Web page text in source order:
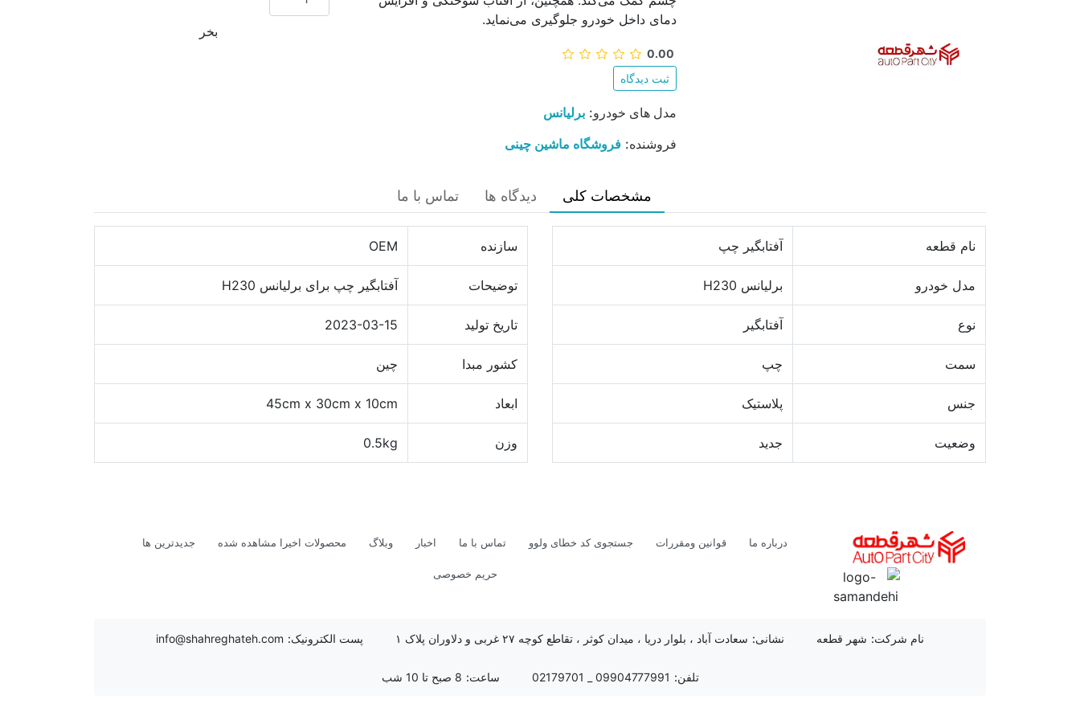
دمای داخل خودرو جلوگیری می‌نماید.
0.00
ثبت دیدگاه
مدل های خودرو: برلیانس
فروشنده: فروشگاه ماشین چینی
بخر
مشخصات کلی دیدگاه ها تماس با ما
نام قطعه آفتابگیر چپ
مدل خودرو برلیانس H230
نوع آفتابگیر
سمت چپ
جنس پلاستیک
وضعیت جدید
سازنده OEM
توضیحات آفتابگیر چپ برای برلیانس H230
تاریخ تولید 2023-03-15
کشور مبدا چین
ابعاد 45cm x 30cm x 10cm
وزن 0.5kg
لوگو درباره ما قوانین ومقررات جستجوی کد خطای ولوو تماس با ما اخبار وبلاگ محصولات اخیرا مشاهده شده جدیدترین ها
حریم خصوصی
نام شرکت: شهر قطعه نشانی: سعادت آباد ، بلوار دریا ، میدان کوثر ، تقاطع کوچه ۲۷ غربی و دلاوران پلاک ۱ پست الکترونیک: info@shahreghateh.com
تلفن: 09904777991 _ 02179701 ساعت: 8 صبح تا 10 شب